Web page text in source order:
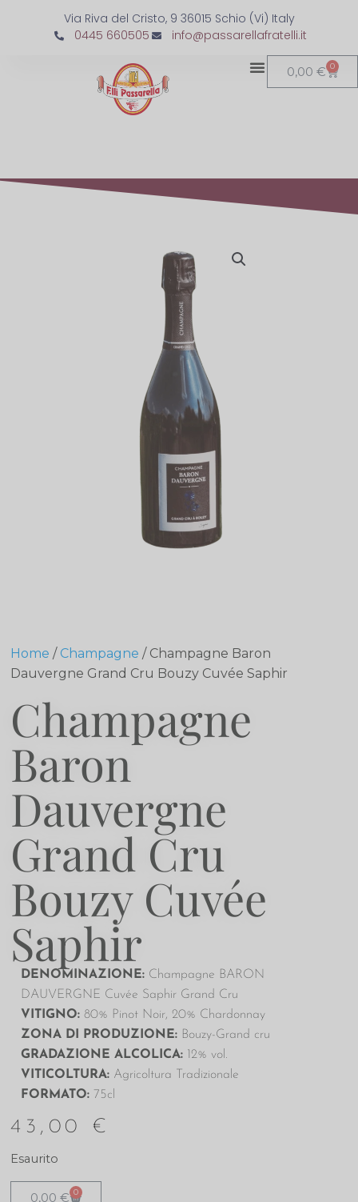
Via Riva del Cristo, 9 36015 Schio (Vi) Italy
0445 660505
info@passarellafratelli.it
0,00€ 0
Home / Champagne / Champagne Baron
Dauvergne Grand Cru Bouzy​ Cuvée Saphir
Champagne
Baron
Dauvergne
Grand Cru
Bouzy​ Cuvée
Saphir
DENOMINAZIONE: Champagne BARON
DAUVERGNE Cuvée Saphir Grand Cru
VITIGNO: 80% Pinot Noir, 20% Chardonnay
ZONA DI PRODUZIONE: Bouzy-Grand cru
GRADAZIONE ALCOLICA: 12% vol.
VITICOLTURA: Agricoltura Tradizionale
FORMATO: 75cl
43,00 €
Esaurito
0,00€ 0